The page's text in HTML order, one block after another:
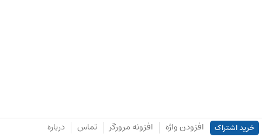
خرید اشتراک افزودن واژه افزونه مرورگر تماس درباره